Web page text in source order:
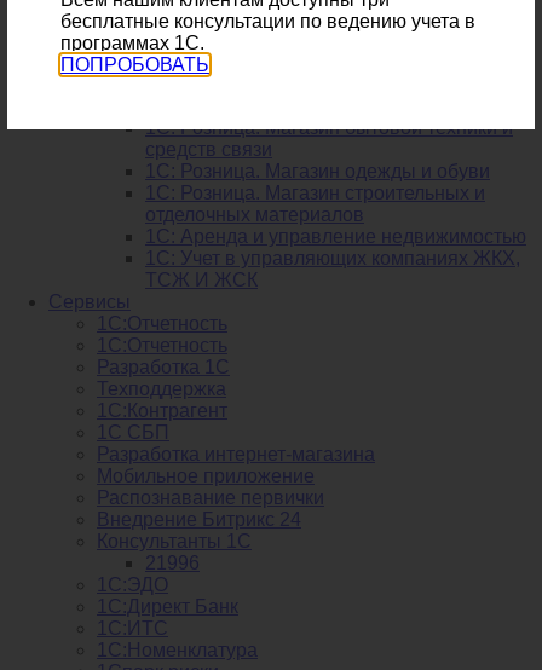
1С: Автосервис
1С: Розница. Аптека
1С: Управление сервисным центром
1С: Бухгалтерия предприятия сельского
1С: Розница. Магазин бытовой техники и
средств связи
1С: Розница. Магазин одежды и обуви
1С: Розница. Магазин строительных и
отделочных материалов
1С: Аренда и управление недвижимостью
1C: Учет в управляющих компаниях ЖКХ,
ТСЖ И ЖСК
Сервисы
1С:Отчетность
1С:Отчетность
Разработка 1С
Техподдержка
1С:Контрагент
1С СБП
Разработка интернет-магазина
Мобильное приложение
Распознавание первички
Внедрение Битрикс 24
Консультанты 1С
21996
1С:ЭДО
1С:Директ Банк
1С:ИТС
1С:Номенклатура
бесплатные консультации по ведению учета в
программах 1С.
ПОПРОБОВАТЬ